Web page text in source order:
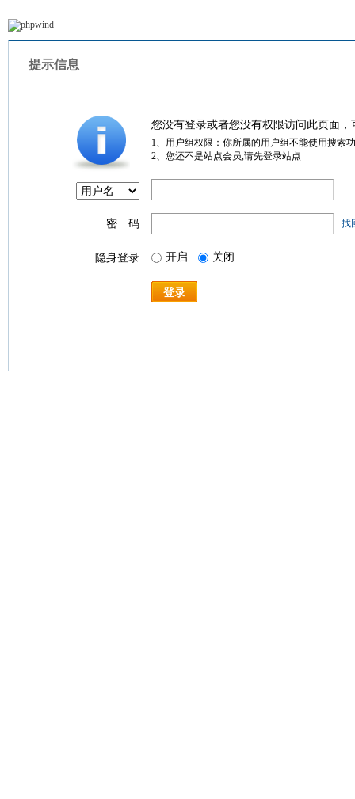
提示信息
您没有登录或者您没有权限访问此页面
1、用户组权限：你所属的用户组不能使用搜索
2、您还不是站点会员,请先登录站点
密 码 找
隐身登录 开启 关闭
登录